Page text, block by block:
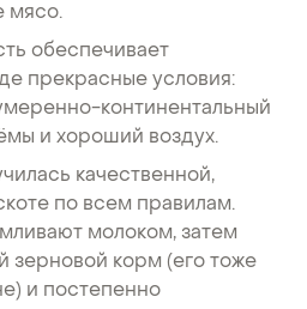
мясо.
обеспечивает
прекрасные условия:
континентальный
и хороший воздух.
качественной,
по всем правилам.
молоком, затем
зерновой корм (его тоже
и постепенно